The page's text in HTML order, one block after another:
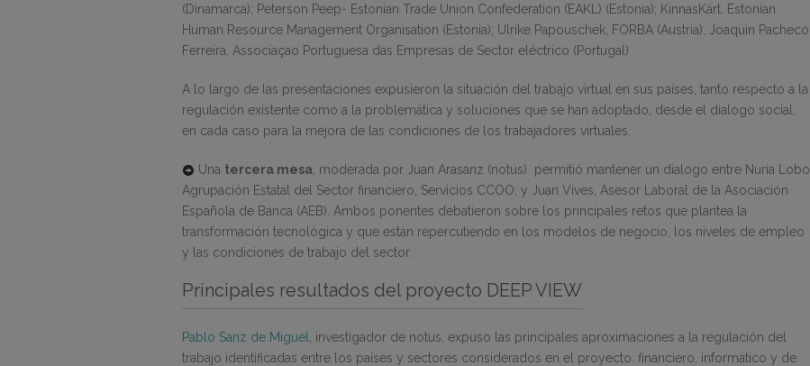
(Dinamarca); Peterson Peep- Estonian Trade Union Confederation (EAKL) (Estonia); KinnasKärt. Estonian
Human Resource Management Organisation (Estonia); Ulrike Papouschek, FORBA (Austria); Joaquin Pacheco
Ferreira, Associaçao Portuguesa das Empresas de Sector eléctrico (Portugal)
A lo largo de las presentaciones expusieron la situación del trabajo virtual en sus países, tanto respecto a la
regulación existente como a la problemática y soluciones que se han adoptado, desde el dialogo social,
en cada caso para la mejora de las condiciones de los trabajadores virtuales.
Una tercera mesa , moderada por Juan Arasanz (notus) permitió mantener un dialogo entre Nuria Lobo,
Agrupación Estatal del Sector financiero, Servicios CCOO; y Juan Vives, Asesor Laboral de la Asociación
Española de Banca (AEB). Ambos ponentes debatieron sobre los principales retos que plantea la
transformación tecnológica y que están repercutiendo en los modelos de negocio, los niveles de empleo
y las condiciones de trabajo del sector.
Principales resultados del proyecto DEEP VIEW
Pablo Sanz de Miguel
, investigador de notus, expuso las principales aproximaciones a la regulación del
trabajo identificadas entre los países y sectores considerados en el proyecto: financiero, informático y de